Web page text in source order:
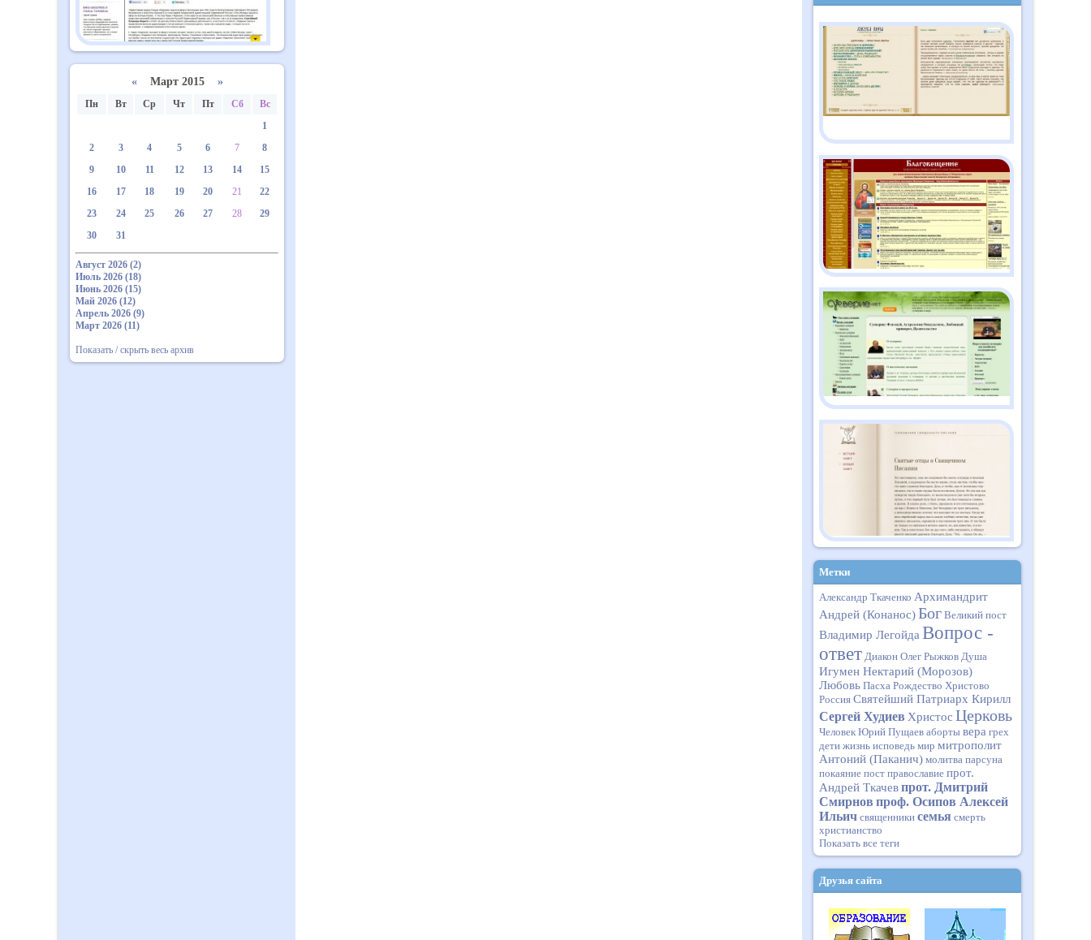
«Март 2015 »
Пн Вт Ср Чт Пт Сб
Вс
1
2
3 4 5 6 7
8
9
10 11 12 13 14
15
16
17 18 19 20 21
22
23
24 25 26 27 28
29
30
31
Август 2026 (2)
Июль 2026 (18)
Июнь 2026 (15)
Май 2026 (12)
Апрель 2026 (9)
Март 2026 (11)
Показать / скрыть весь архив
Метки
Александр Ткаченко Архимандрит
Андрей (Конанос)Бог Великий пост
Владимир ЛегойдаВопрос -
ответ Диакон Олег Рыжков Душа
Игумен Нектарий (Морозов)
Любовь Пасха Рождество Христово
Россия Святейший Патриарх Кирилл
Сергей Худиев Христос Церковь
Человек Юрий Пущаев аборты вера грех
дети жизнь исповедь мир митрополит
Антоний (Паканич) молитва парсуна
покаяние пост православие прот.
Андрей Ткачевпрот. Дмитрий
Смирнов проф. Осипов Алексей
Ильич священники семья смерть
христианство
Показать все теги
Друзья сайта